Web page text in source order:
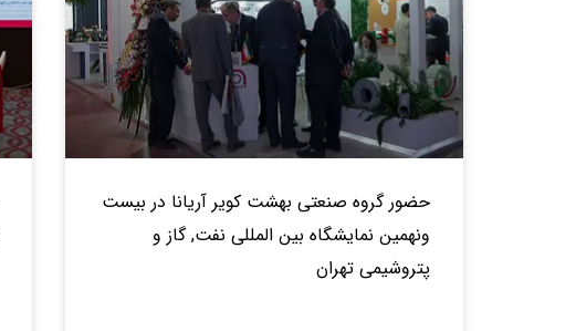
حضور گروه صنعتى بهشت كوير آريانا در بیست
ونهمین نمایشگاه بین المللی نفت, گاز و
پتروشیمی تهران